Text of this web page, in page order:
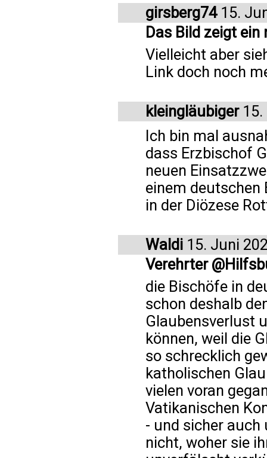
girsberg7415.
Das Bild zeigt ein
Vielleicht aber
Link doch noch
kleingläubiger15.
Ich bin mal
dass Erzbischof
neuen
einem deutschen
in der Diözese
Waldi 15. Juni
Verehrter
die Bischöfe in
schon deshalb
Glaubensverlust
können, weil die
so schrecklich
katholischen
vielen voran
Vatikanischen
- und sicher auch
nicht, woher sie